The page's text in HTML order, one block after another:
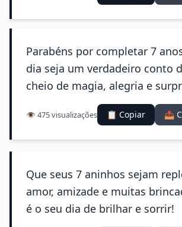
Parabéns por completar 7
dia seja um verdadeiro conto
cheio de magia, alegria e
👁️ 475 visualizações 📋 Copiar 📤
Que seus 7 aninhos sejam
amor, amizade e muitas
é o seu dia de brilhar e sorrir!